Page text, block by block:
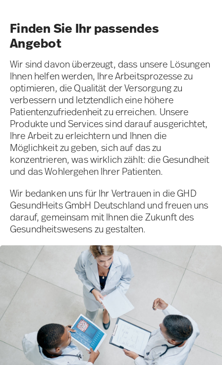
Finden Sie Ihr passendes
Angebot
Wir sind davon überzeugt, dass unsere Lösungen
Ihnen helfen werden, Ihre Arbeitsprozesse zu
optimieren, die Qualität der Versorgung zu
verbessern und letztendlich eine höhere
Patientenzufriedenheit zu erreichen. Unsere
Produkte und Services sind darauf ausgerichtet,
Ihre Arbeit zu erleichtern und Ihnen die
Möglichkeit zu geben, sich auf das zu
konzentrieren, was wirklich zählt: die Gesundheit
und das Wohlergehen Ihrer Patienten.
Wir bedanken uns für Ihr Vertrauen in die GHD
GesundHeits GmbH Deutschland und freuen uns
darauf, gemeinsam mit Ihnen die Zukunft des
Gesundheitswesens zu gestalten.